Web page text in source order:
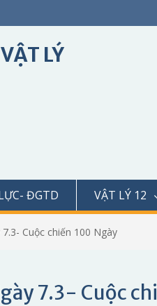
LÝ
ĐGTD VẬT LÝ 12
Cuộc chiến 100 Ngày
7.3- Cuộc